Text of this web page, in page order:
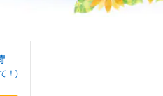
！)